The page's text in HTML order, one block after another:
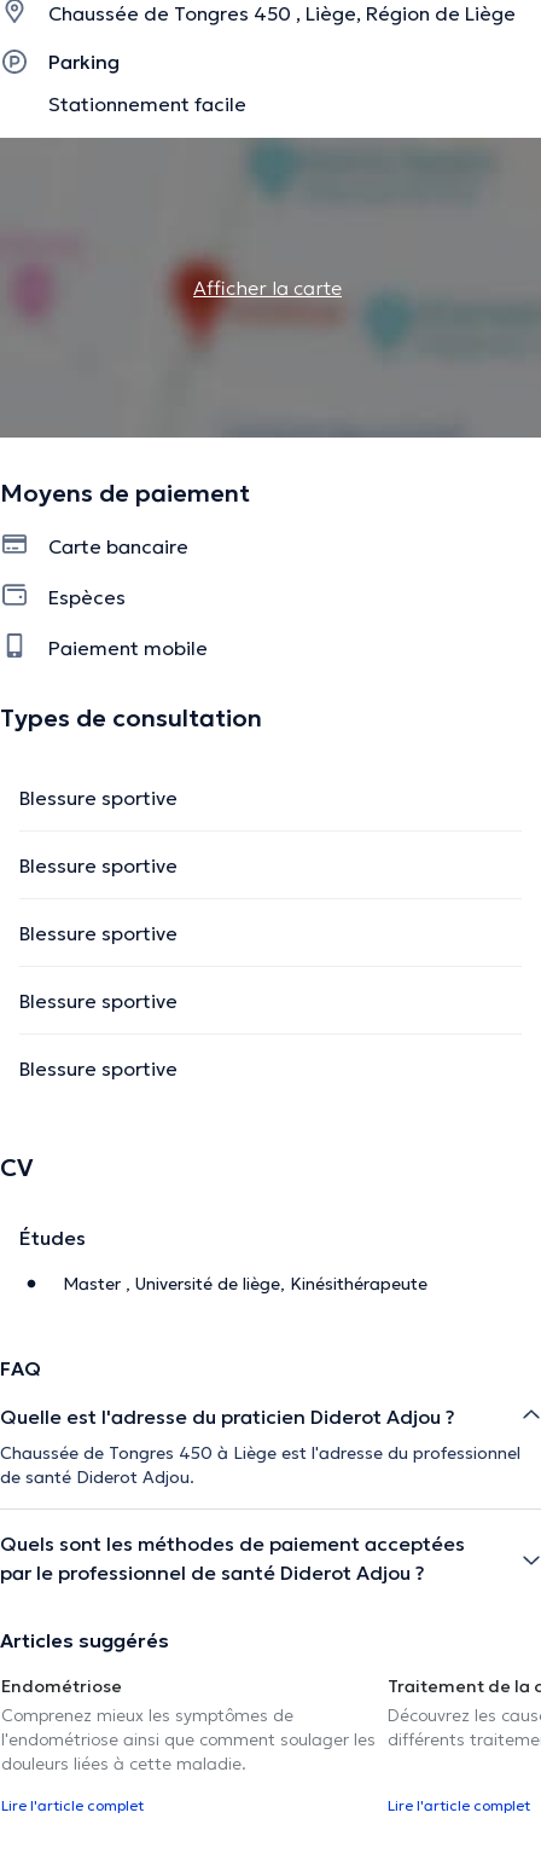
Chaussée de Tongres 450 , Liège, Région de Liège
Parking
Stationnement facile
Afficher la carte
Moyens de paiement
Carte bancaire
Espèces
Paiement mobile
Types de consultation
Blessure sportive
Blessure sportive
Blessure sportive
Blessure sportive
Blessure sportive
CV
Études
Master , Université de liège, Kinésithérapeute
FAQ
Quelle est l'adresse du praticien Diderot Adjou ?
Chaussée de Tongres 450 à Liège est l'adresse du professionnel
de santé Diderot Adjou.
Quels sont les méthodes de paiement acceptées
par le professionnel de santé Diderot Adjou ?
Articles suggérés
Endométriose
Comprenez mieux les symptômes de
l'endométriose ainsi que comment soulager les
douleurs liées à cette maladie.
Lire l'article complet
Traitement de la
Découvrez les
différents
Lire l'article complet